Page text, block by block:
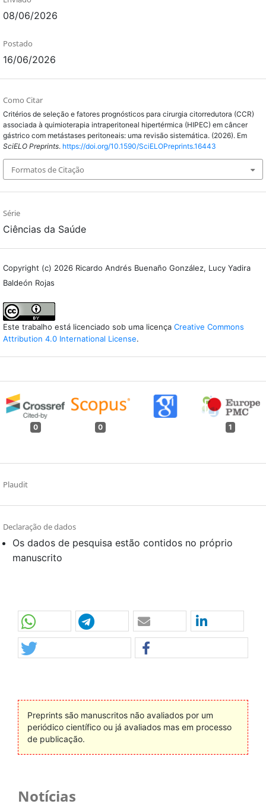
08/06/2026
Postado
16/06/2026
Como Citar
Critérios de seleção e fatores prognósticos para cirurgia citorredutora (CCR)
associada à quimioterapia intraperitoneal hipertérmica (HIPEC) em câncer
gástrico com metástases peritoneais: uma revisão sistemática. (2026). Em
SciELO Preprints. https://doi.org/10.1590/SciELOPreprints.16443
Formatos de Citação
Série
Ciências da Saúde
Copyright (c) 2026 Ricardo Andrés Buenaño González, Lucy Yadira
Baldeón Rojas
Este trabalho está licenciado sob uma licença Creative Commons
Attribution 4.0 International License.
0 0 1
Plaudit
Declaração de dados
Os dados de pesquisa estão contidos no próprio
manuscrito
Preprints são manuscritos não avaliados por um
periódico científico ou já avaliados mas em processo
de publicação.
Notícias